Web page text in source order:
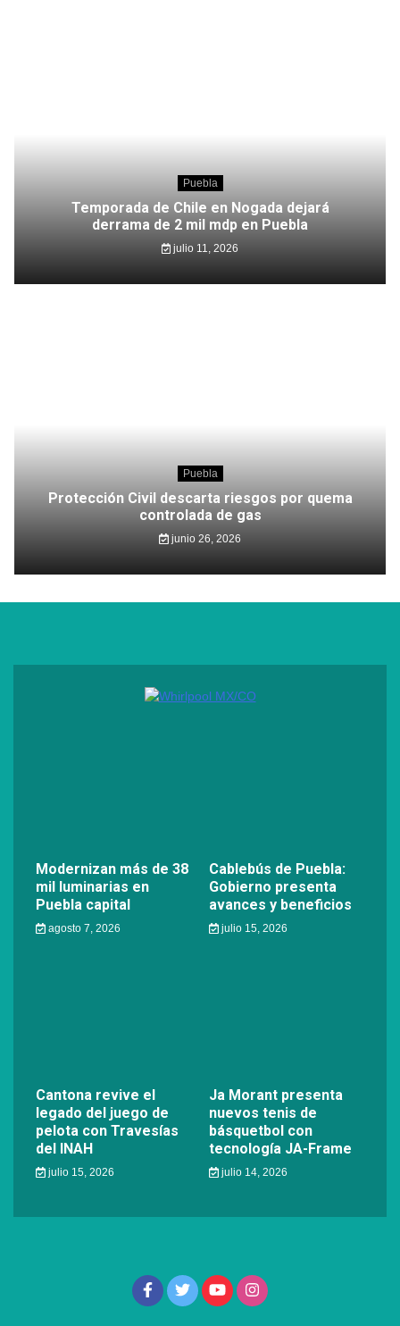
Puebla
Temporada de Chile en Nogada dejará
derrama de 2 mil mdp en Puebla
julio 11, 2026
Puebla
Protección Civil descarta riesgos por quema
controlada de gas
junio 26, 2026
Modernizan más de 38
mil luminarias en
Puebla capital
agosto 7, 2026
Cablebús de Puebla:
Gobierno presenta
avances y beneficios
julio 15, 2026
Cantona revive el
legado del juego de
pelota con Travesías
del INAH
julio 15, 2026
Ja Morant presenta
nuevos tenis de
básquetbol con
tecnología JA-Frame
julio 14, 2026